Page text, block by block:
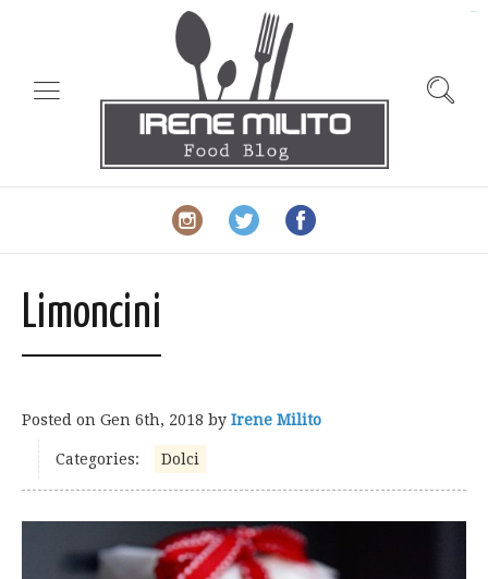
Limoncini
Posted on Gen 6th, 2018 by Irene Milito
Categories: Dolci